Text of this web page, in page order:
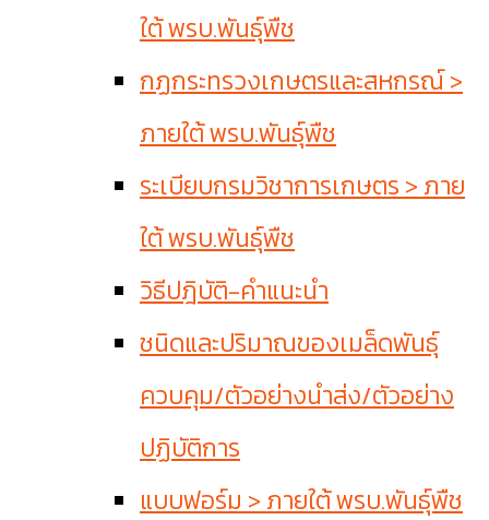
ใต้ พรบ.พันธุ์พืช
กฏกระทรวงเกษตรและสหกรณ์ >
ภายใต้ พรบ.พันธุ์พืช
ระเบียบกรมวิชาการเกษตร > ภาย
ใต้ พรบ.พันธุ์พืช
วิธีปฎิบัติ-คำแนะนำ
ชนิดและปริมาณของเมล็ดพันธุ์
ควบคุม/ตัวอย่างนำส่ง/ตัวอย่าง
ปฏิบัติการ
แบบฟอร์ม > ภายใต้ พรบ.พันธุ์พืช